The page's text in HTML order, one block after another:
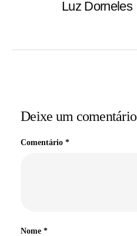
Luz Dorneles
Deixe um comentário
Comentário *
Nome *